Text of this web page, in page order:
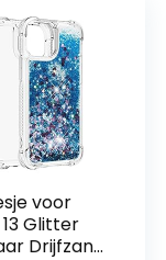
voor
Glitter
Drijfzand